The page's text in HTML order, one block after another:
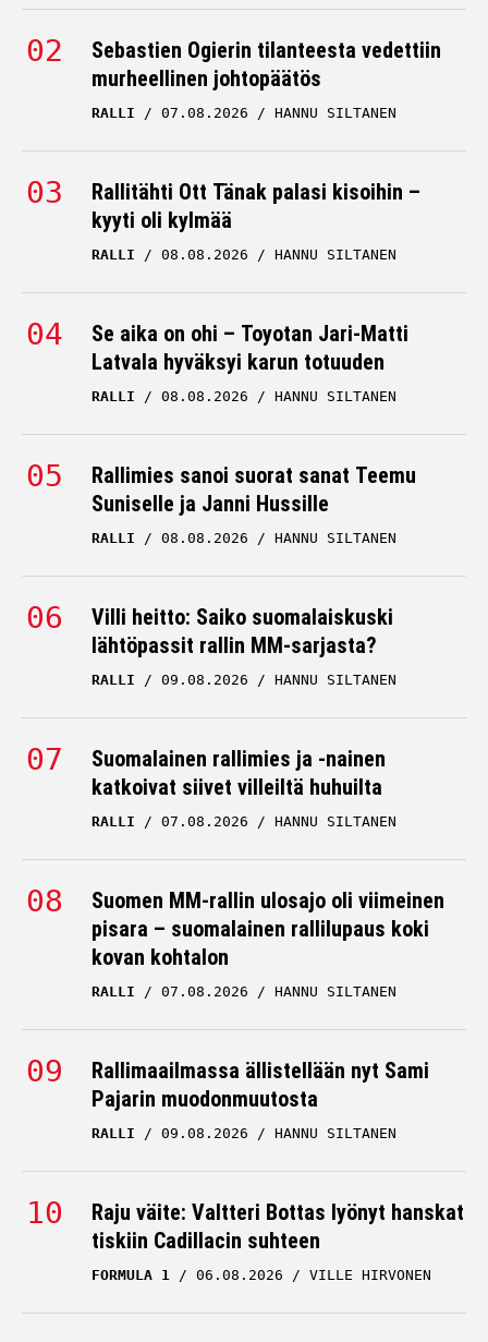
McLarenilla – ikävää
vihjailua Oscar Piastrin
kohtalosta
HEIKKI KOVALAINEN
Heikki Kovalaiselta ikävää
vihjailua Valtteri
Bottaksen Cadillac-
19.06.2026
VILLE HIRVONEN
Heikki Kovalainen kertoi
leiristä
18.06.2026
HANNU SILTANEN
Sebastien Ogierin tilanteesta vedettiin
murheellinen johtopäätös
RALLI 07.08.2026 HANNU SILTANEN
Rallitähti Ott Tänak palasi kisoihin –
kyyti oli kylmää
RALLI 08.08.2026 HANNU SILTANEN
Se aika on ohi – Toyotan Jari-Matti
Latvala hyväksyi karun totuuden
RALLI 08.08.2026 HANNU SILTANEN
Rallimies sanoi suorat sanat Teemu
Suniselle ja Janni Hussille
RALLI 08.08.2026 HANNU SILTANEN
Villi heitto: Saiko suomalaiskuski
lähtöpassit rallin MM-sarjasta?
RALLI 09.08.2026 HANNU SILTANEN
Suomalainen rallimies ja -nainen
katkoivat siivet villeiltä huhuilta
RALLI 07.08.2026 HANNU SILTANEN
Suomen MM-rallin ulosajo oli viimeinen
pisara – suomalainen rallilupaus koki
kovan kohtalon
RALLI 07.08.2026 HANNU SILTANEN
Rallimaailmassa ällistellään nyt Sami
Pajarin muodonmuutosta
RALLI 09.08.2026 HANNU SILTANEN
Raju väite: Valtteri Bottas lyönyt hanskat
tiskiin Cadillacin suhteen
FORMULA 1 06.08.2026 VILLE HIRVONEN